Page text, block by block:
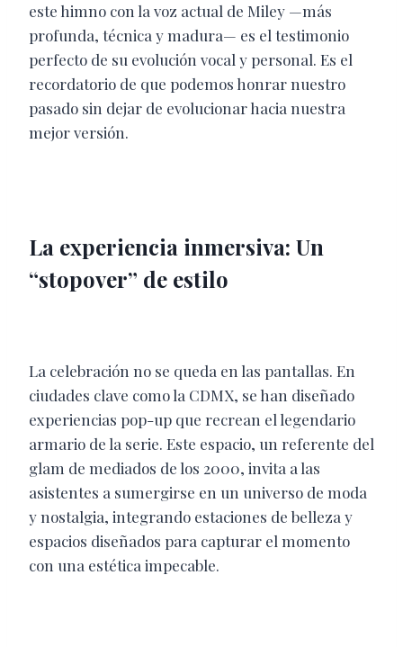
este himno con la voz actual de Miley —más
profunda, técnica y madura— es el testimonio
perfecto de su evolución vocal y personal. Es el
recordatorio de que podemos honrar nuestro
pasado sin dejar de evolucionar hacia nuestra
mejor versión.
La experiencia inmersiva: Un
“stopover” de estilo
La celebración no se queda en las pantallas. En
ciudades clave como la CDMX, se han diseñado
experiencias pop-up que recrean el legendario
armario de la serie. Este espacio, un referente del
glam de mediados de los 2000, invita a las
asistentes a sumergirse en un universo de moda
y nostalgia, integrando estaciones de belleza y
espacios diseñados para capturar el momento
con una estética impecable.